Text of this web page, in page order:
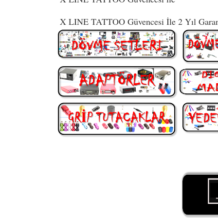
X LINE TATTOO Güvencesi İle 2 Yıl